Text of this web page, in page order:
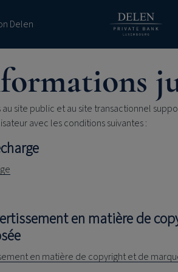
Delen
au site public et au site transactionnel
avec les conditions suivantes :
en matière de
en matière de copyright et de